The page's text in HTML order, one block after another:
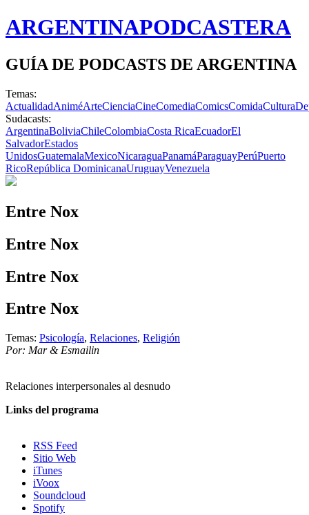
ARGENTINAPODCASTERA
GUÍA DE PODCASTS DE ARGENTINA
Temas:
ActualidadAniméArteCienciaCineComediaComicsComidaCultura
Sudacasts:
ArgentinaBoliviaChileColombiaCosta RicaEcuadorEl
SalvadorEstados
UnidosGuatemalaMexicoNicaraguaPanamáParaguayPerúPuerto
RicoRepública DominicanaUruguayVenezuela
Entre Nox
Entre Nox
Entre Nox
Entre Nox
Temas: Psicología, Relaciones, Religión
Por: Mar & Esmailin
Relaciones interpersonales al desnudo
Links del programa
RSS Feed
Sitio Web
iTunes
iVoox
Soundcloud
Spotify